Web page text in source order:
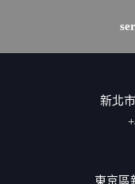
新北
東京區